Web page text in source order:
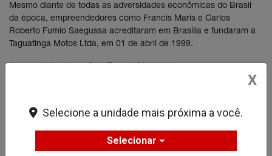
Mesmo diante de todas as adversidades econômicas do Brasil
da época, empreendedores como Francis Maris e Carlos
Roberto Fumio Saegussa acreditaram em Brasília e fundaram a
Taguatinga Motos Ltda, em 01 de abril de 1999.
Satélite Motos.
Ao longo destes 20 anos a Satélite Motos trabalhou e conseguiu
apresentar-se junto aos seus colaboradores como uma empresa
X
Selecione a unidade mais próxima a você.
Selecionar